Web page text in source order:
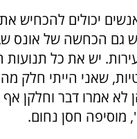
יכולים להכחיש
גם הכחשה של אונס
יש את כל תנועות
שאני הייתי חלק
לא אמרו דבר וחלקן אף
חסן נחום.